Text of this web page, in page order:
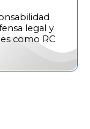
legal y
como RC